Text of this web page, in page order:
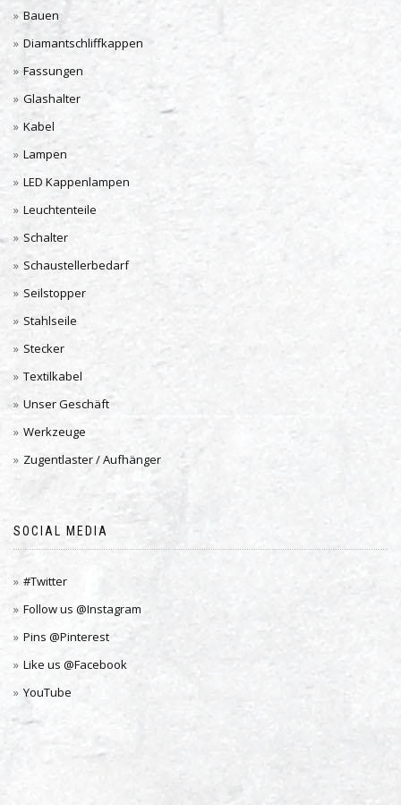
Bauen
Diamantschliffkappen
Fassungen
Glashalter
Kabel
Lampen
LED Kappenlampen
Leuchtenteile
Schalter
Schaustellerbedarf
Seilstopper
Stahlseile
Stecker
Textilkabel
Unser Geschäft
Werkzeuge
Zugentlaster / Aufhänger
SOCIAL MEDIA
#Twitter
Follow us @Instagram
Pins @Pinterest
Like us @Facebook
YouTube